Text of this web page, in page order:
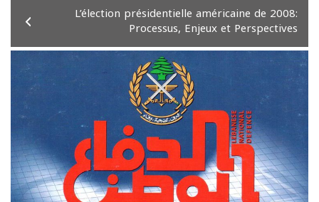
L’élection présidentielle américaine de 2008:
Processus, Enjeux et Perspectives